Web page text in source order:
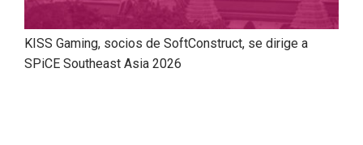
KISS Gaming, socios de SoftConstruct, se dirige a
SPiCE Southeast Asia 2026